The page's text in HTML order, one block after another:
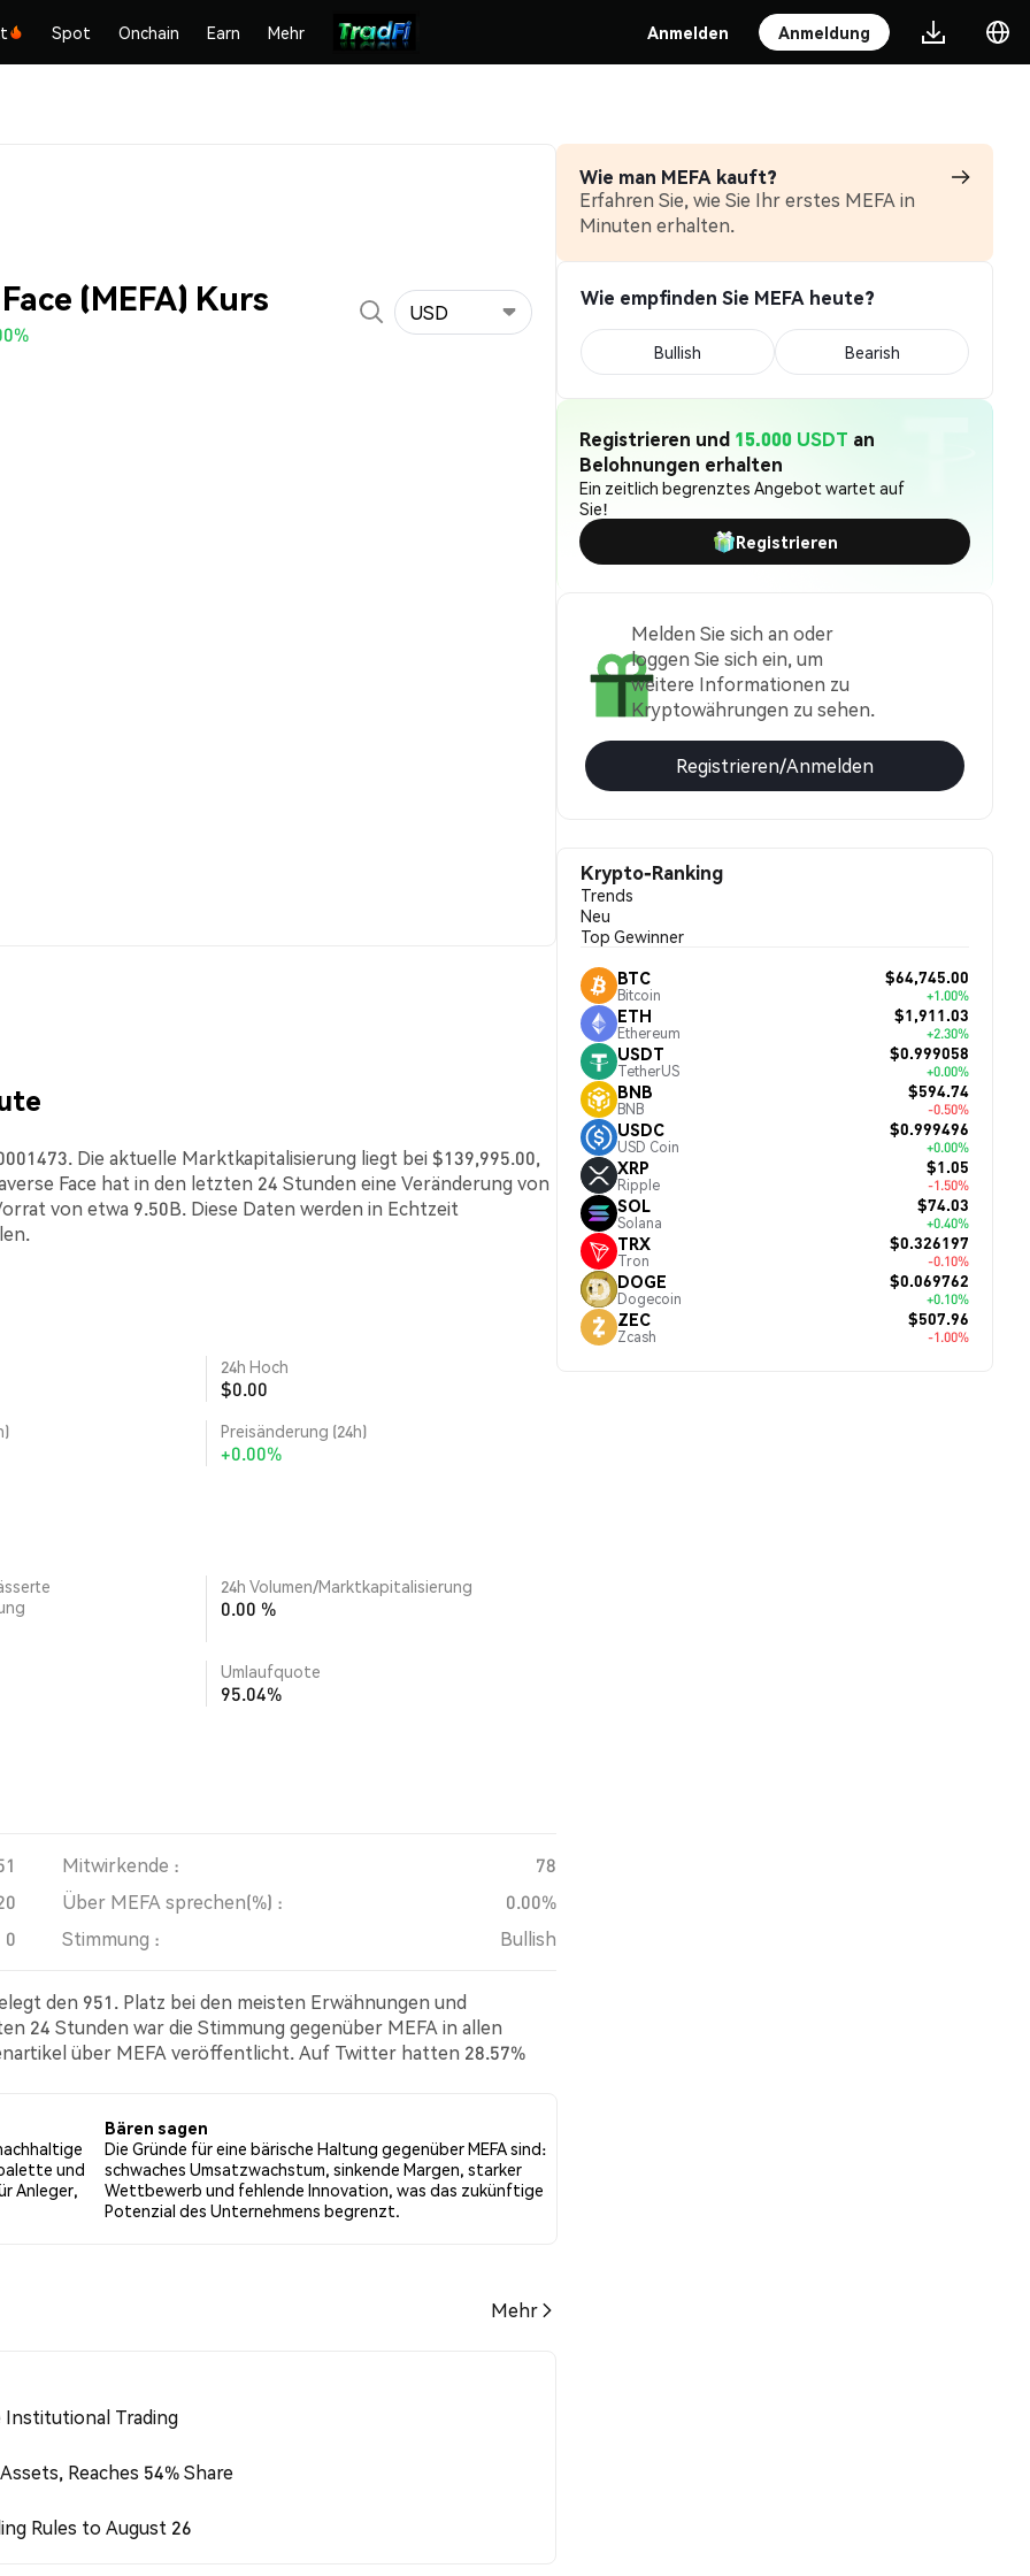
Spot Onchain Earn Mehr Anmelden Anmeldung
(MEFA) Kurs USD
Die aktuelle Marktkapitalisierung liegt bei $139,995.00,
Face hat in den letzten 24 Stunden eine Veränderung von
von etwa 9.50B. Diese Daten werden in Echtzeit
24h Hoch
$0.00
Preisänderung (24h)
+0.00%
24h Volumen/Marktkapitalisierung
0.00 %
Umlaufquote
95.04%
Mitwirkende :
78
Über MEFA sprechen(%) :
0.00%
0 Stimmung : Bullish
den 951. Platz bei den meisten Erwähnungen und
24 Stunden war die Stimmung gegenüber MEFA in allen
über MEFA veröffentlicht. Auf Twitter hatten 28.57%
und
Anleger,
Bären sagen
Die Gründe für eine bärische Haltung gegenüber MEFA sind:
schwaches Umsatzwachstum, sinkende Margen, starker
Wettbewerb und fehlende Innovation, was das zukünftige
Potenzial des Unternehmens begrenzt.
Mehr
Institutional Trading
Reaches 54% Share
Rules to August 26
Wie man MEFA kauft?
Erfahren Sie, wie Sie Ihr erstes MEFA in
Minuten erhalten.
Wie empfinden Sie MEFA heute?
Bullish Bearish
Registrieren und 15.000 USDT an
Belohnungen erhalten
Ein zeitlich begrenztes Angebot wartet auf
Sie!
Registrieren
Melden Sie sich an oder
loggen Sie sich ein, um
weitere Informationen zu
Kryptowährungen zu sehen.
Registrieren/Anmelden
Krypto-Ranking
Trends
Neu
Top Gewinner
BTC
Bitcoin
$64,745.00
+1.00%
ETH
Ethereum
$1,911.03
+2.30%
USDT
TetherUS
$0.999058
+0.00%
BNB
BNB
$594.74
-0.50%
USDC
USD Coin
$0.999496
+0.00%
XRP
Ripple
$1.05
-1.50%
SOL
Solana
$74.03
+0.40%
TRX
Tron
$0.326197
-0.10%
DOGE
Dogecoin
$0.069762
+0.10%
ZEC
Zcash
$507.96
-1.00%